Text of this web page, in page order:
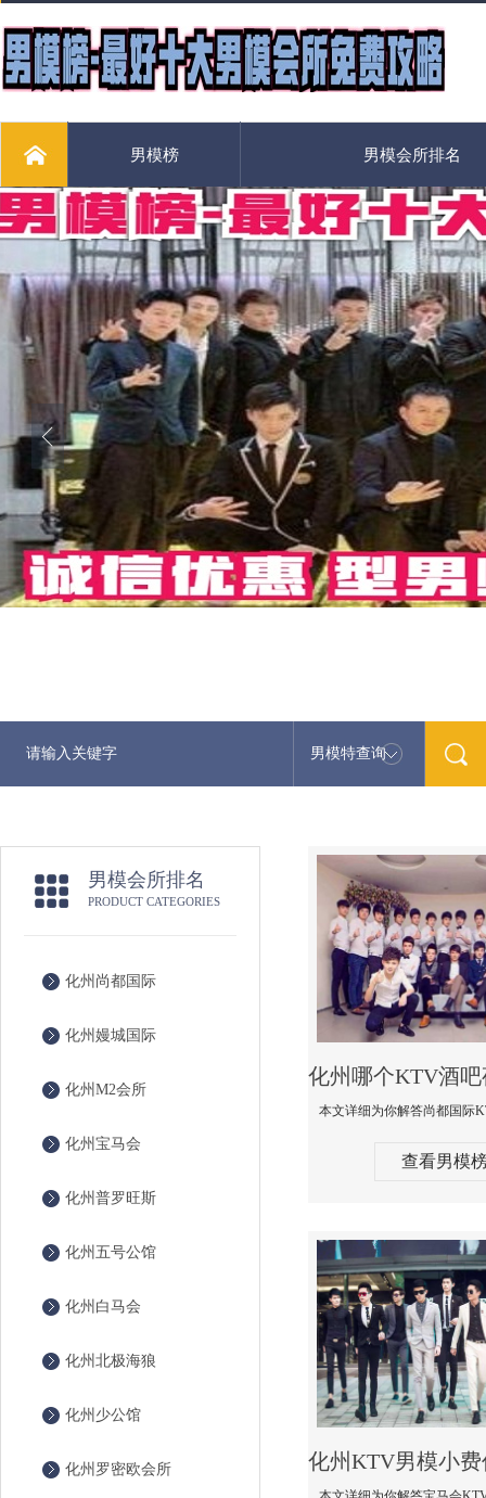
男模榜 男模会所排名
男模特查询
男模会所排名
PRODUCT CATEGORIES
化州尚都国际
化州嫚城国际
化州M2会所
化州宝马会
化州普罗旺斯
化州五号公馆
化州白马会
化州北极海狼
化州少公馆
化州罗密欧会所
查看男模